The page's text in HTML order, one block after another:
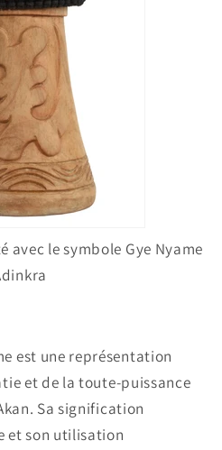
avec le symbole Gye Nyame
est une représentation
et de la toute-puissance
Sa signification
et son utilisation